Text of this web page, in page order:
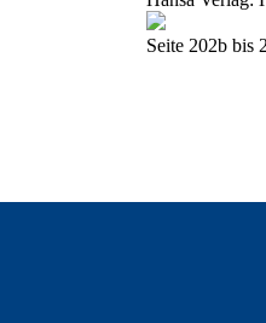
Seite 202b bis